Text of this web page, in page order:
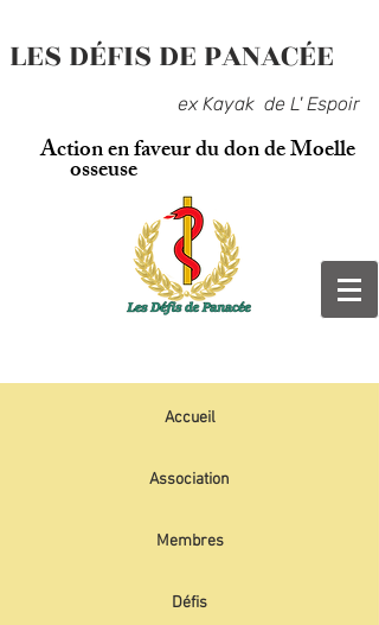
LES DÉFIS DE PANACÉE
ex Kayak de L' Espoir
Action en faveur du don de Moelle
osseuse
Accueil
Association
Membres
Défis